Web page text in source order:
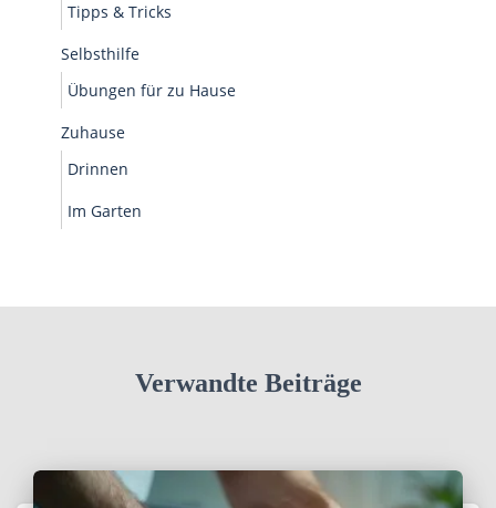
Tipps & Tricks
Selbsthilfe
Übungen für zu Hause
Zuhause
Drinnen
Im Garten
Verwandte Beiträge